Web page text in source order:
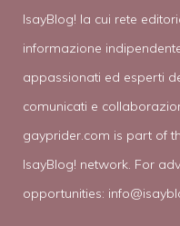
IsayBlog! la cui rete
informazione
appassionati ed esperti
comunicati e
gayprider.com is part of
IsayBlog! network. For
opportunities: